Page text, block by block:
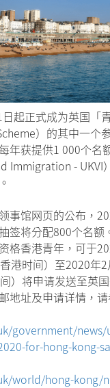
起正式成为英国「
）的其中一个
年获提供1 000个名
Immigration - UKVI
事馆网页的公布，
签将分配800个名额
格香港青年，可于
港时间）至2020年2
）将申请发送至英
地址及申请详情，
government/news/
for-hong-kong-
world/hong-kong/